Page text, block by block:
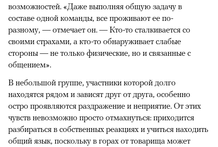
возможностей. «Даже выполняя общую задачу в
составе одной команды, все проживают ее по-
разному, — отмечает он. — Кто-то сталкивается со
своими страхами, а кто-то обнаруживает слабые
стороны — не только физические, но и связанные с
общением».
В небольшой группе, участники которой долго
находятся рядом и зависят друг от друга, особенно
остро проявляются раздражение и неприятие. От этих
чувств невозможно просто отмахнуться: приходится
разбираться в собственных реакциях и учиться находить
общий язык, поскольку в горах от товарища может